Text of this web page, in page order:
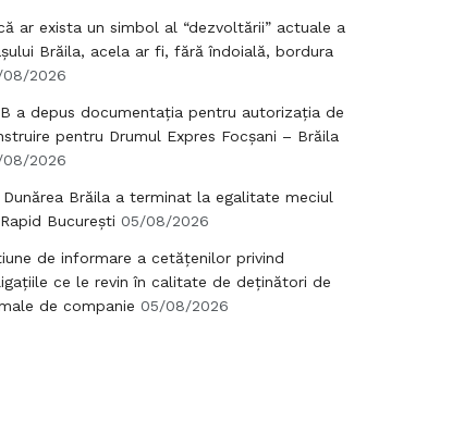
ar exista un simbol al “dezvoltării” actuale a
Brăila, acela ar fi, fără îndoială, bordura
2026
a depus documentația pentru autorizația de
pentru Drumul Expres Focșani – Brăila
2026
Dunărea Brăila a terminat la egalitate meciul
București 05/08/2026
de informare a cetățenilor privind
ce le revin în calitate de deținători de
de companie 05/08/2026